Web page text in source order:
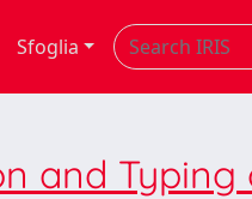
Sfoglia
and Typing